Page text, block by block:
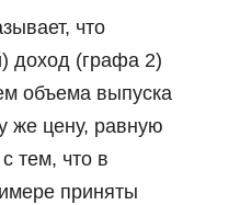
что
доход (графа 2)
объема выпуска
же цену, равную
тем, что в
приняты